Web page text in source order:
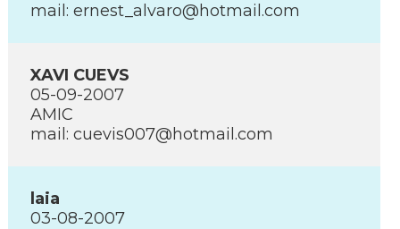
mail: ernest_alvaro@hotmail.com
XAVI CUEVS
05-09-2007
AMIC
mail: cuevis007@hotmail.com
laia
03-08-2007